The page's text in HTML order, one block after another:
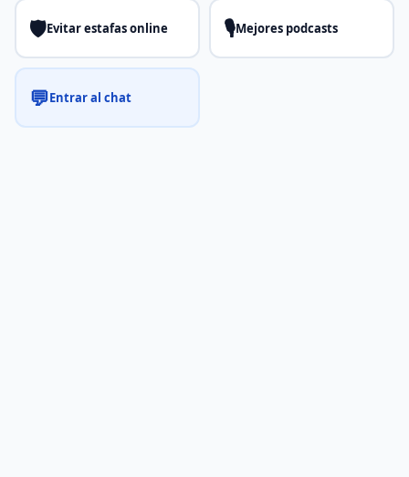
🛡️Evitar estafas online 🎙️Mejores podcasts
💬Entrar al chat